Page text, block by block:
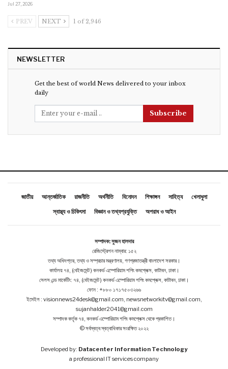
Jul 27, 2026
PREV NEXT 1 of 2,946
NEWSLETTER
Get the best of world News delivered to your inbox
daily
Subscribe
জাতীয় আন্তর্জাতিক রাজনীতি অর্থনীতি বিনোদন শিক্ষাঙ্গন সাহিত্য
খেলাধুলা
স্বাস্থ্য ও চিকিৎসা
বিজ্ঞান ও তথ্যপ্রযুক্তি অপরাধ ও আইন
সম্পাদক: সুজন হালদার
রেজিস্ট্রেশন নাম্বার: ১৫২
তথ্য অধিদপ্তর, তথ্য ও সম্প্রচার মন্ত্রণালয়, গণপ্রজাতন্ত্রী বাংলাদেশ সরকার।
কার্যালয় ৭৪, (বেইজমেন্ট ) কনকর্ড এম্পোরিয়াম শপিং কমপ্লেক্স, কাটাবন, ঢাকা।
সেলস এন্ড মার্কেটিং: ৭৪, (বেইজমেন্ট ) কনকর্ড এম্পোরিয়াম শপিং কমপ্লেক্স, কাটাবন, ঢাকা।
ফোন : +৮৮০ ১৭১৭৫০৩২৬৬
ইমেইল : visionnews24desk@gmail.com, newsnetworkitv@gmail.com,
sujanhalder2041@gmail.com
সম্পাদক কর্তৃক ৭৪, কনকর্ড এম্পোরিয়াম শপিং কমপ্লেক্স থেকে প্রকাশিত।
© সর্বস্বত্ব স্বত্বাধিকার সংরক্ষিত ২০২২
Developed by: Datacenter Information Technology
a professional IT services company